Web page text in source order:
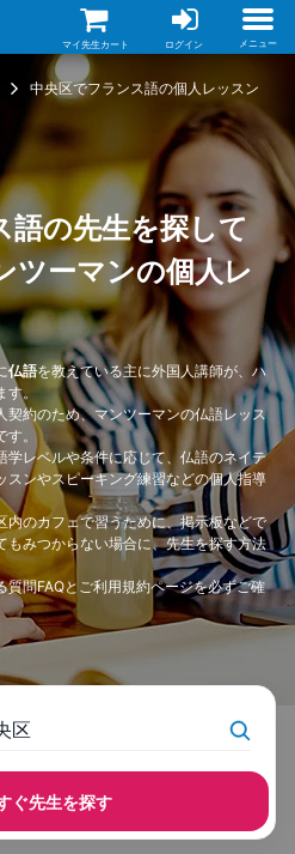
マイ先生カート ログイン メニュー
中央区でフランス語の個人レッスン
語の先生を探して
ツーマンの個人レ
仏語を教えている主に外国人講師が、ハ
。
契約のため、マンツーマンの仏語レッス
す。
学レベルや条件に応じて、仏語のネイテ
スンやスピーキング練習などの個人指導
内のカフェで習うために、掲示板などで
もみつからない場合に、先生を探す方法
質問FAQと ご利用規約ページを必ずご確
区
ぐ先生を探す